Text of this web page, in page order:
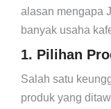
alasan mengapa
banyak usaha
1. Pilihan
Salah satu
produk yang